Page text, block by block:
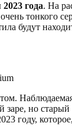
года. На
тонкого
будут
но старый
году,